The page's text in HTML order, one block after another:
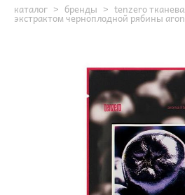
каталог > бренды > tenzero
экстрактом черноплодной рябины